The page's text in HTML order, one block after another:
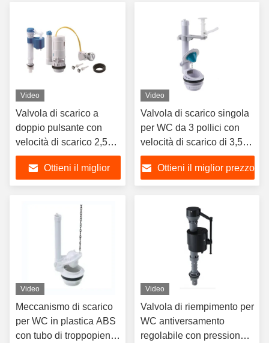
Video
Valvola di scarico a
doppio pulsante con
velocità di scarico 2,5
L/s e altezza regolabile
per cassetta del WC
Ottieni il miglior
Video
Valvola di scarico singola
per WC da 3 pollici con
velocità di scarico di 3,5
L/s e capacità regolabile
Ottieni il miglior prezzo
Video
Meccanismo di scarico
per WC in plastica ABS
con tubo di troppopieno
Video
Valvola di riempimento per
WC antiversamento
regolabile con pressione